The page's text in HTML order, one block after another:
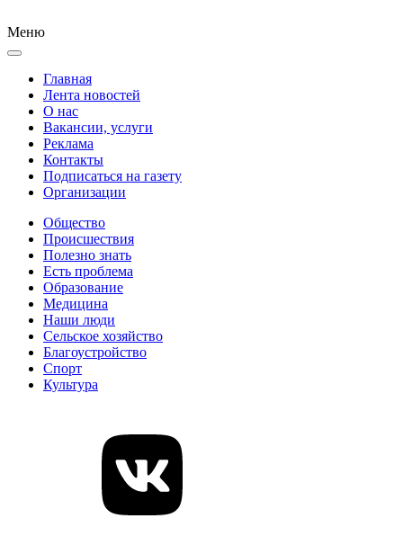
Меню
Главная
Лента новостей
О нас
Вакансии, услуги
Реклама
Контакты
Подписаться на газету
Организации
Общество
Происшествия
Полезно знать
Есть проблема
Образование
Медицина
Наши люди
Сельское хозяйство
Благоустройство
Спорт
Культура